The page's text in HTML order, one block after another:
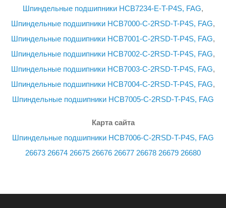
Шпиндельные подшипники HCB7234-E-T-P4S, FAG,
Шпиндельные подшипники HCB7000-C-2RSD-T-P4S, FAG,
Шпиндельные подшипники HCB7001-C-2RSD-T-P4S, FAG,
Шпиндельные подшипники HCB7002-C-2RSD-T-P4S, FAG,
Шпиндельные подшипники HCB7003-C-2RSD-T-P4S, FAG,
Шпиндельные подшипники HCB7004-C-2RSD-T-P4S, FAG,
Шпиндельные подшипники HCB7005-C-2RSD-T-P4S, FAG
Карта сайта
Шпиндельные подшипники HCB7006-C-2RSD-T-P4S, FAG
26673 26674 26675 26676 26677 26678 26679 26680